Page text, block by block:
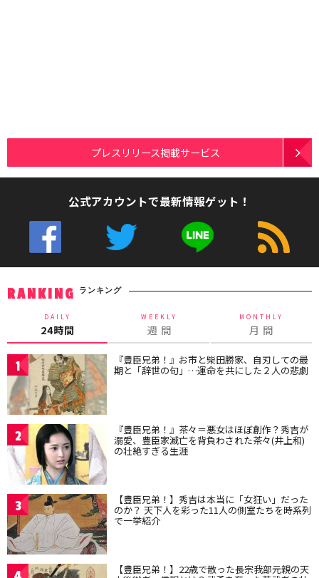
プレスリリース掲載サービス
公式アカウントで最新情報ゲット！
RANKING ランキング
DAILY
24時間
WEEKLY
週 間
MONTHLY
月 間
1 『豊臣兄弟！』お市と柴田勝家、自刃しての最
期と「辞世の句」…運命を共にした２人の悲劇
2 『豊臣兄弟！』茶々＝悪女はほぼ創作？秀吉が
溺愛、豊臣家滅亡を背負わされた茶々(井上和)
の壮絶すぎる生涯
3 【豊臣兄弟！】秀吉は本当に「女狂い」だった
のか？ 天下人を彩った11人の側室たちを時系列
で一挙紹介
【豊臣兄弟！】22歳で散った長宗我部元親の天